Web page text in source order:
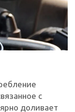
с
доливает